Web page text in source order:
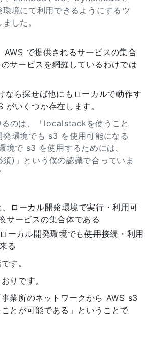
環境にて利用できるようにするツ
した。
で提供されるサービスの集合
サービスを網羅しているわけでは
なら探せば他にもローカルで動作す
いくつか存在します。
のは、「localstackを使うこと
発環境でも s3 を使用可能になる
境で s3 を使用するためには、
)」という僕の認識で合っていま
ローカル開発環境で実行・利用可
サービスの集合体である
ーカル開発環境でも使用接続・利用
る
す。
りです。
業所のネットワークから AWS s3
とが可能である」ということで